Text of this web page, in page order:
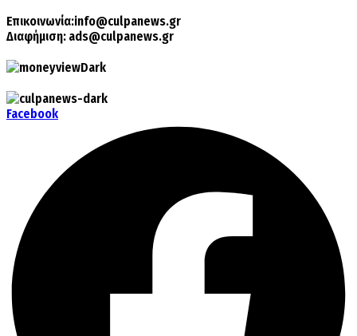
Επικοινωνία:info@culpanews.gr
Διαφήμιση: ads@culpanews.gr
Facebook